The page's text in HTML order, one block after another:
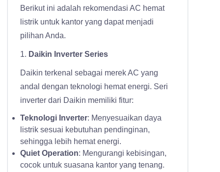
Berikut ini adalah rekomendasi AC hemat
listrik untuk kantor yang dapat menjadi
pilihan Anda.
1. Daikin Inverter Series
Daikin terkenal sebagai merek AC yang
andal dengan teknologi hemat energi. Seri
inverter dari Daikin memiliki fitur:
Teknologi Inverter: Menyesuaikan daya
listrik sesuai kebutuhan pendinginan,
sehingga lebih hemat energi.
Quiet Operation: Mengurangi kebisingan,
cocok untuk suasana kantor yang tenang.